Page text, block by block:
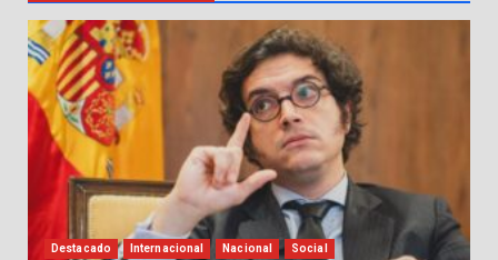
Destacado Internacional Nacional Social